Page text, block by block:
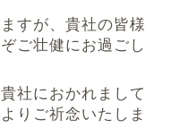
すが、貴社の皆様
ご壮健にお過ごし
社におかれまして
りご祈念いたしま